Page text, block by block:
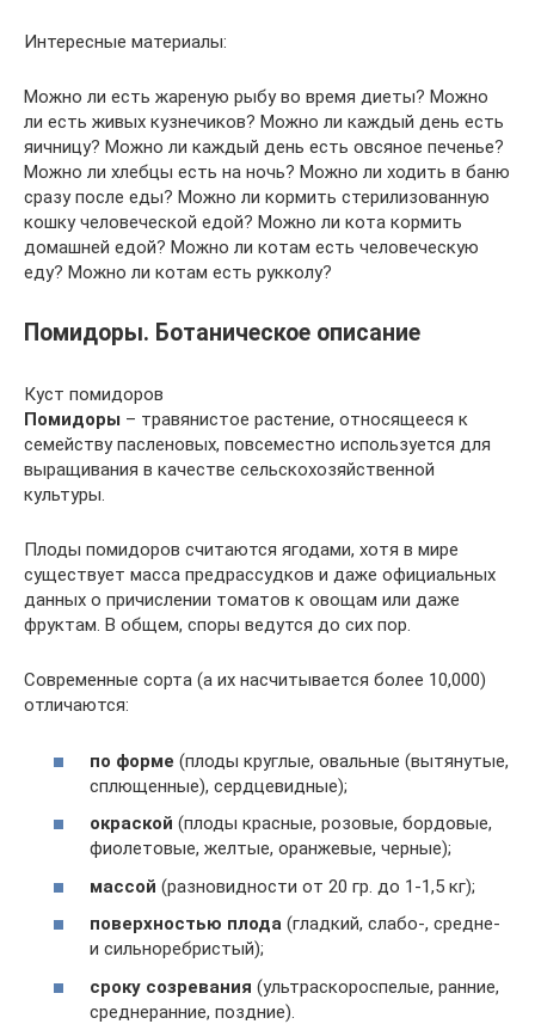
Интересные материалы:
Можно ли есть жареную рыбу во время диеты? Можно
ли есть живых кузнечиков? Можно ли каждый день есть
яичницу? Можно ли каждый день есть овсяное печенье?
Можно ли хлебцы есть на ночь? Можно ли ходить в баню
сразу после еды? Можно ли кормить стерилизованную
кошку человеческой едой? Можно ли кота кормить
домашней едой? Можно ли котам есть человеческую
еду? Можно ли котам есть рукколу?
Помидоры. Ботаническое описание
Куст помидоров
Помидоры – травянистое растение, относящееся к
семейству пасленовых, повсеместно используется для
выращивания в качестве сельскохозяйственной
культуры.
Плоды помидоров считаются ягодами, хотя в мире
существует масса предрассудков и даже официальных
данных о причислении томатов к овощам или даже
фруктам. В общем, споры ведутся до сих пор.
Современные сорта (а их насчитывается более 10,000)
отличаются:
по форме (плоды круглые, овальные (вытянутые,
сплющенные), сердцевидные);
окраской (плоды красные, розовые, бордовые,
фиолетовые, желтые, оранжевые, черные);
массой (разновидности от 20 гр. до 1-1,5 кг);
поверхностью плода (гладкий, слабо-, средне-
и сильноребристый);
сроку созревания (ультраскороспелые, ранние,
среднеранние, поздние).